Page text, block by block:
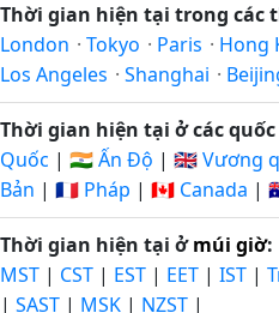
Thời gian hiện tại trong các
London · Tokyo · Paris · Hong
Los Angeles · Shanghai ·
Thời gian hiện tại ở các
Quốc | 🇮🇳 Ấn Độ | 🇬🇧 Vương
Bản | 🇫🇷 Pháp | 🇨🇦 Canada |
Thời gian hiện tại ởmúi giờ:
MST | CST | EST | EET | IST |
| SAST | MSK | NZST |